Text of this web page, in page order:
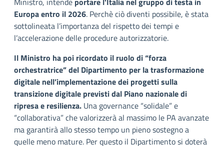
Europa entro il 2026. Perchè ciò diventi possibile, è stata
sottolineata l’importanza del rispetto dei tempi e
l’accelerazione delle procedure autorizzatorie.
Il Ministro ha poi ricordato il ruolo di “forza
orchestratrice” del Dipartimento per la trasformazione
digitale nell’implementazione dei progetti sulla
transizione digitale previsti dal Piano nazionale di
ripresa e resilienza. Una governance “solidale” e
“collaborativa” che valorizzerà al massimo le PA avanzate
ma garantirà allo stesso tempo un pieno sostegno a
quelle meno mature. Per questo il Dipartimento si doterà